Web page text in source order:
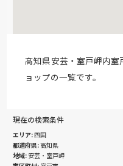
高知県安芸・室戸岬内
ョップの一覧です。
現在の検索条件
エリア 四国
都道府県 高知県
地域 安芸・室戸岬